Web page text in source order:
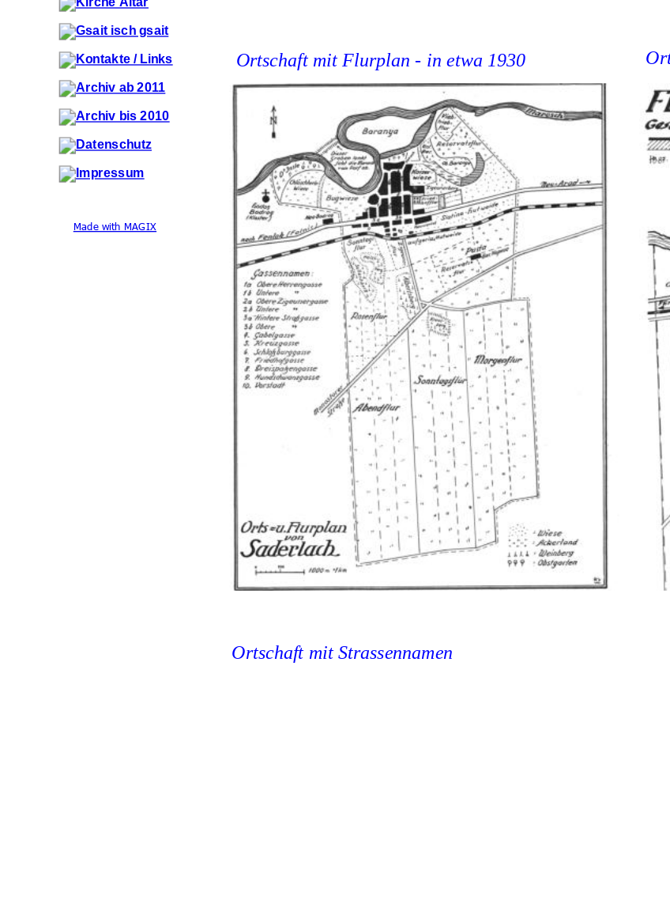
Made with MAGIX
Ortschaft mit Flurplan - in etwa 1930
Ortschaft mit Strassennamen